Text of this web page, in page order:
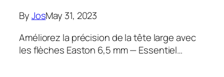
ByJosMay 31, 2023
Améliorez la précision de la tête large avec
les flèches Easton 6,5 mm — Essentiel…